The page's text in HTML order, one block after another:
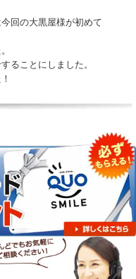
回の大黒屋様が初めて
ることにしました。